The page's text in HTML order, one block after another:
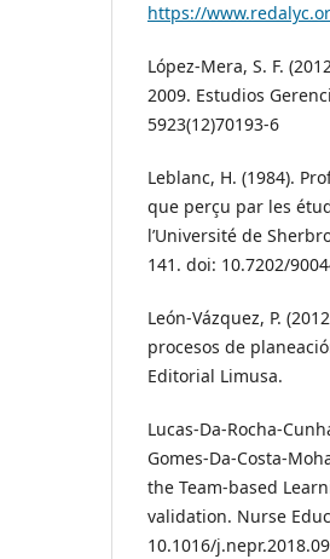
https://
López-Mera, S. F.
2009. Estudios
5923(12)70193-6
Leblanc, H. (1984).
que perçu par les
l’Université de
141. doi: 10.7202/
León-Vázquez, P.
procesos de
Editorial Limusa.
Lucas-Da-Rocha-
Gomes-Da-Costa-
the Team-based
validation. Nurse
10.1016/